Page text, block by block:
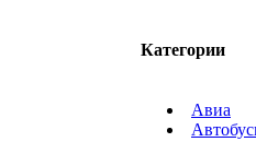
Категории
Авиа